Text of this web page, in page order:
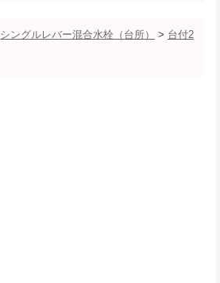
シングルレバー混合水栓（台所） > 台付2